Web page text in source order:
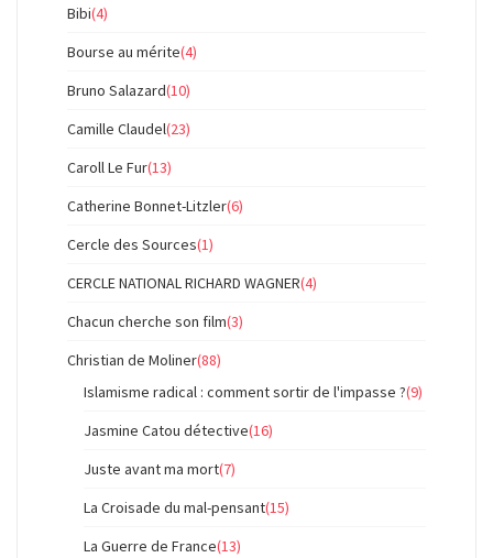
Bibi(4)
Bourse au mérite(4)
Bruno Salazard(10)
Camille Claudel(23)
Caroll Le Fur(13)
Catherine Bonnet-Litzler(6)
Cercle des Sources(1)
CERCLE NATIONAL RICHARD WAGNER(4)
Chacun cherche son film(3)
Christian de Moliner(88)
Islamisme radical : comment sortir de l'impasse ?(9)
Jasmine Catou détective(16)
Juste avant ma mort(7)
La Croisade du mal-pensant(15)
La Guerre de France(13)